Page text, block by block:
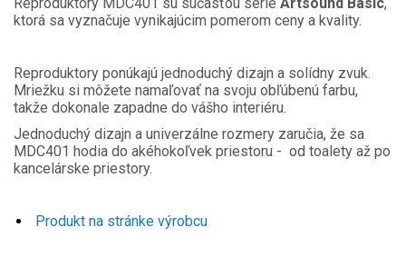
ktorá sa vyznačuje vynikajúcim pomerom ceny a kvality.
Reproduktory ponúkajú jednoduchý dizajn a solídny zvuk.
Mriežku si môžete namaľovať na svoju obľúbenú farbu,
takže dokonale zapadne do vášho interiéru.
Jednoduchý dizajn a univerzálne rozmery zaručia, že sa
MDC401 hodia do akéhokoľvek priestoru - od toalety až po
kancelárske priestory.
Produkt na stránke výrobcu